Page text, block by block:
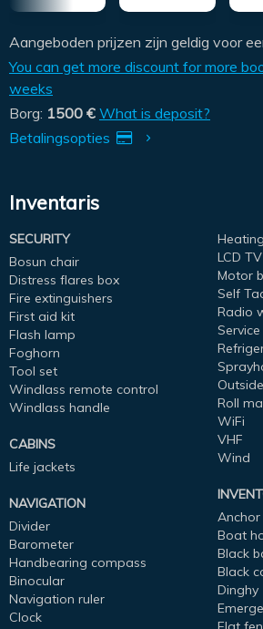
Aangeboden prijzen zijn geldig voor
You can get more discount for more
weeks
Borg: 1500 € What is deposit?
Betalingsopties
Inventaris
SECURITY
Bosun chair
Distress flares box
Fire extinguishers
First aid kit
Flash lamp
Foghorn
Tool set
Windlass remote control
Windlass handle
CABINS
Life jackets
NAVIGATION
Divider
Barometer
Handbearing compass
Binocular
Navigation ruler
Clock
Heating
LCD
Motor
Self
Roll
WiFi
VHF
Wind
Boat
Black
Black
Dinghy